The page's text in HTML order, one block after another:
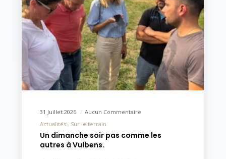
31 Juillet 2026
Aucun Commentaire
Actualités
Sur le terrain
Un dimanche soir pas comme les
autres à Vulbens.